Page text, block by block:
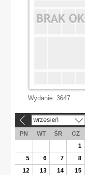
Wydanie: 3647
wrzesień
PN WT ŚR CZ
1
5
6 7 8
12
13 14 15